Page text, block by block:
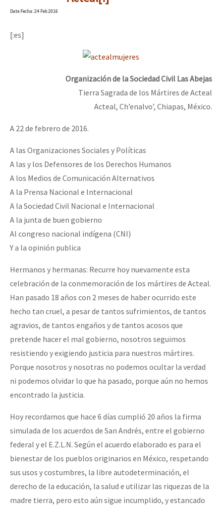
Mundo
ETIQUETAS
MULTIMEDIA
Audio
Fotorreportaje
Video
Otras secciones
la naturaleza bajo asedio)
Libros para descargar
Medios Libres
COVID-19
Eventos
Dia 1: Encontro “Guerra contra a Humanidade”
[CDMX – 20 julio] Jornadas globales por la libertad de Jesús
“Sonhando a Terra do Bem Virá” se publica no Estado Espanhol
Se o México sabe, que o mundo saiba! Nossas lutas pela
[25 abr – CDMX] Tokín por el CNI: 30 años de Resistencia y
DateFecha: 24 Feb 2016
[:es]
Organización de la Sociedad Civil Las Abejas
Tierra Sagrada de los Mártires de Acteal
Acteal, Ch’enalvo’, Chiapas, México.
A 22 de febrero de 2016.
A las Organizaciones Sociales y Políticas
A las y los Defensores de los Derechos Humanos
A los Medios de Comunicación Alternativos
A la Prensa Nacional e Internacional
A la Sociedad Civil Nacional e Internacional
A la junta de buen gobierno
Al congreso nacional indígena (CNI)
Y a la opinión publica
Hermanos y hermanas: Recurre hoy nuevamente esta
celebración de la conmemoración de los mártires de Acteal.
Han pasado 18 años con 2 meses de haber ocurrido este
hecho tan cruel, a pesar de tantos sufrimientos, de tantos
agravios, de tantos engaños y de tantos acosos que
pretende hacer el mal gobierno, nosotros seguimos
resistiendo y exigiendo justicia para nuestros mártires.
Porque nosotros y nosotras no podemos ocultar la verdad
ni podemos olvidar lo que ha pasado, porque aún no hemos
encontrado la justicia.
Hoy recordamos que hace 6 días cumplió 20 años la firma
simulada de los acuerdos de San Andrés, entre el gobierno
federal y el E.Z.L.N. Según el acuerdo elaborado es para el
bienestar de los pueblos originarios en México, respetando
sus usos y costumbres, la libre autodeterminación, el
derecho de la educación, la salud e utilizar las riquezas de la
madre tierra, pero esto aún sigue incumplido, y estancado